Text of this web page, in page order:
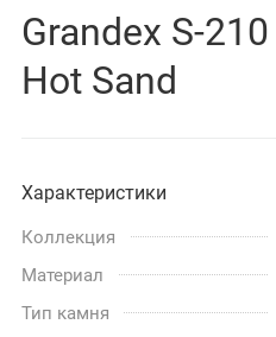
Grandex S-210
Hot Sand
Характеристики
Коллекция
Материал
Тип камня